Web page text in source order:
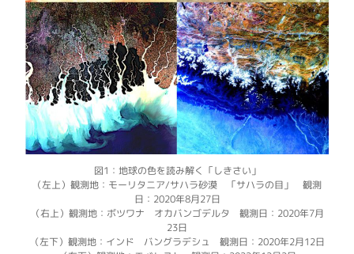
図1：地球の色を読み解く「しきさい」
（左上）観測地：モーリタニア/サハラ砂漠 「サハラの目」 観測
日：2020年8月27日
（右上）観測地：ボツワナ オカバンゴデルタ 観測日：2020年7月
23日
（左下）観測地：インド バングラデシュ 観測日：2020年2月12日